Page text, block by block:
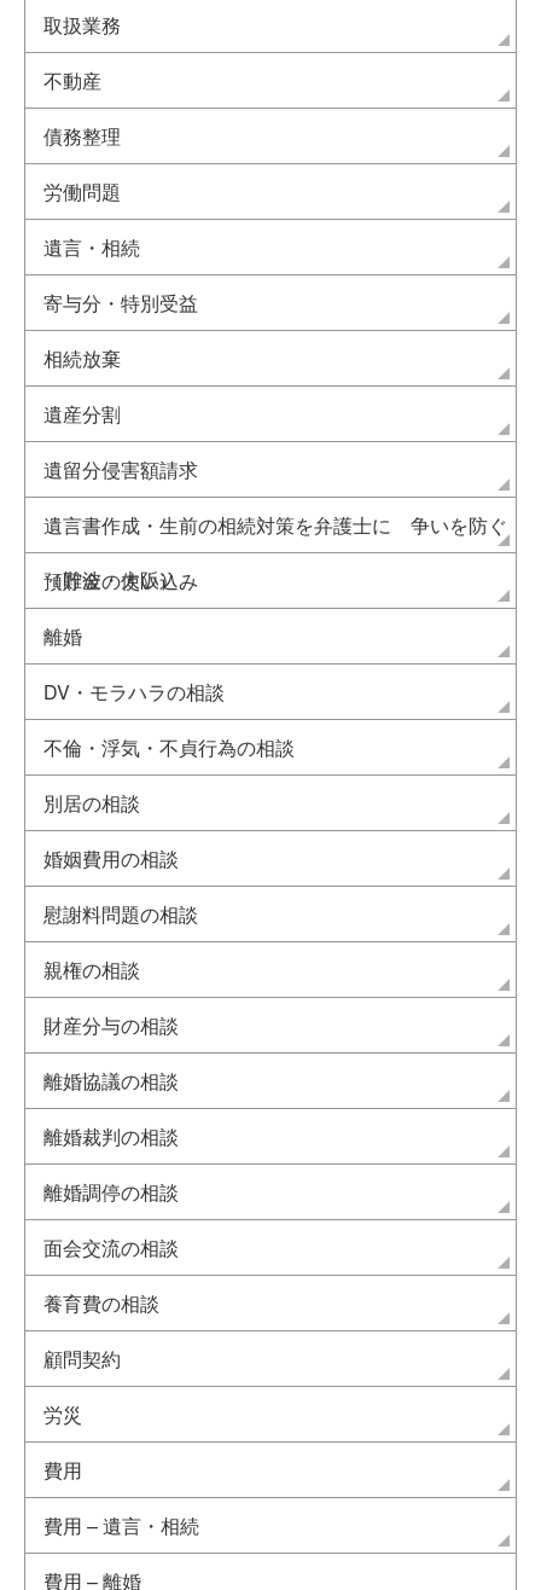
取扱業務
不動産
債務整理
労働問題
遺言・相続
寄与分・特別受益
相続放棄
遺産分割
遺留分侵害額請求
遺言書作成・生前の相続対策を弁護士に 争いを防ぐ
（難波・大阪）
預貯金の使い込み
離婚
DV・モラハラの相談
不倫・浮気・不貞行為の相談
別居の相談
婚姻費用の相談
慰謝料問題の相談
親権の相談
財産分与の相談
離婚協議の相談
離婚裁判の相談
離婚調停の相談
面会交流の相談
養育費の相談
顧問契約
労災
費用
費用 – 遺言・相続
費用 – 離婚